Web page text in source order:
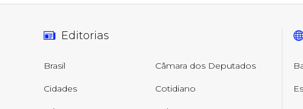
Editorias
Brasil Câmara dos Deputados
Cidades Cotidiano